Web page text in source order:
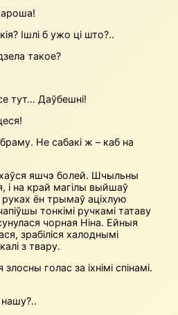
Ішлі б ужо ці што?..
такое?
тут… Даўбешні!
Не сабакі ж – каб на
яшчэ болей. Шчыльны
і на край магілы выйшаў
ён трымаў аціхлую
тонкімі ручкамі татаву
чорная Ніна. Ейныя
зрабіліся халоднымі
з твару.
голас за іхнімі спінамі.